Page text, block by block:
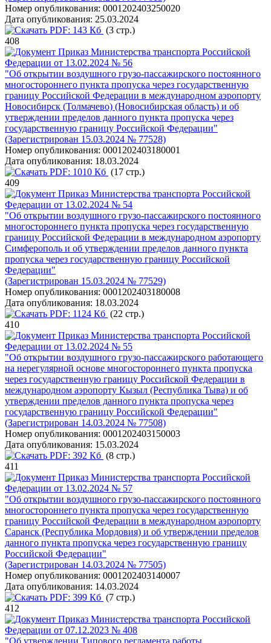
Номер опубликования: 0001202403250020
Дата опубликования: 25.03.2024
PDF: 143 Кб (3 стр.)
408
Приказ Министерства транспорта Российской
Федерации от 13.02.2024 № 56
"Об открытии воздушного грузо-пассажирского постоянного
многостороннего пункта пропуска через государственную
границу Российской Федерации в международном аэропорту
Новосибирск (Толмачево) (Новосибирская область) и об
утверждении пределов данного пункта пропуска через
государственную границу Российской Федерации"
(Зарегистрирован 15.03.2024 № 77528)
Номер опубликования: 0001202403180001
Дата опубликования: 18.03.2024
PDF: 1010 Кб (17 стр.)
409
Приказ Министерства транспорта Российской
Федерации от 13.02.2024 № 54
"Об открытии воздушного грузо-пассажирского постоянного
многостороннего пункта пропуска через государственную
границу Российской Федерации в международном аэропорту
Симферополь и об утверждении пределов данного пункта
пропуска через государственную границу Российской
Федерации"
(Зарегистрирован 15.03.2024 № 77529)
Номер опубликования: 0001202403180008
Дата опубликования: 18.03.2024
PDF: 1124 Кб (22 стр.)
410
Приказ Министерства транспорта Российской
Федерации от 13.02.2024 № 55
"Об открытии воздушного грузо-пассажирского работающего
на нерегулярной основе многостороннего пункта пропуска
через государственную границу Российской Федерации в
международном аэропорту Кызыл (Республика Тыва) и об
утверждении пределов данного пункта пропуска через
государственную границу Российской Федерации"
(Зарегистрирован 14.03.2024 № 77508)
Номер опубликования: 0001202403150003
Дата опубликования: 15.03.2024
PDF: 392 Кб (8 стр.)
411
Приказ Министерства транспорта Российской
Федерации от 13.02.2024 № 57
"Об открытии воздушного грузо-пассажирского постоянного
многостороннего пункта пропуска через государственную
границу Российской Федерации в международном аэропорту
Саранск (Республика Мордовия) и об утверждении пределов
данного пункта пропуска через государственную границу
Российской Федерации"
(Зарегистрирован 14.03.2024 № 77505)
Номер опубликования: 0001202403140007
Дата опубликования: 14.03.2024
PDF: 399 Кб (7 стр.)
412
Приказ Министерства транспорта Российской
Федерации от 07.12.2023 № 408
"Об утверждении Типового регламента работы